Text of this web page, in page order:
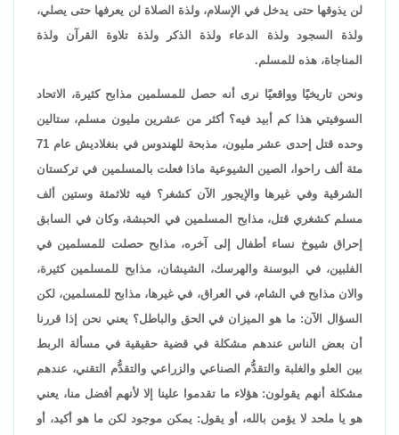
لن يذوقها حتى يدخل في الإسلام، ولذة الصلاة لن يعرفها حتى يصلي،
ولذة السجود ولذة الدعاء ولذة الذكر ولذة تلاوة القرآن ولذة
المناجاة، هذه للمسلم.
ونحن تاريخيًا وواقعيًا نرى أنه حصل للمسلمين مذابح كثيرة، الاتحاد
السوفيتي هذا كم أبيد فيه؟ أكثر من عشرين مليون مسلم، ستالين
وحده قتل إحدى عشر مليون، مذبحة للهندوس في بنغلاديش عام 71
مئة ألف راحوا، الصين الشيوعية ماذا فعلت بالمسلمين في تركستان
الشرقية وفي غيرها والإيجور الآن كشغر؟ فيه ثلاثمئة وستين ألف
مسلم كشغري قتل، مذابح المسلمين في الحبشة، وكان في السابق
إحراق شيوخ نساء أطفال إلى آخره، مذابح حصلت للمسلمين في
الفلبين، في البوسنة والهرسك، الشيشان، مذابح للمسلمين كثيرة،
والان مذابح في الشام، في العراق، في غيرها، مذابح للمسلمين، لكن
السؤال الآن: ما هو الميزان في الحق والباطل؟ يعني نحن إذا قررنا
أن بعض الناس عندهم مشكلة في قضية حقيقية في مسألة الربط
بين العلو والغلبة والتقدُّم الصناعي والزراعي والتقدُّم التقني، عندهم
مشكلة أنهم يقولون: هؤلاء ما تقدموا علينا إلا لأنهم أفضل منا، يعني
هو يا ملحد لا يؤمن بالله، أو يقول: يمكن موجود لكن ما هو أكيد، أو